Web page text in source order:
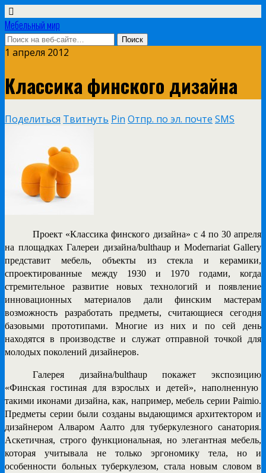
Мебельный мир
1 апреля 2012
Классика финского дизайна
Поделиться Твитнуть Pin Отпр. по эл. почте SMS
Проект «Классика финского дизайна» с 4 по 30 апреля
на площадках Галереи дизайна/bulthaup и Modernariat Gallery
представит мебель, объекты из стекла и керамики,
спроектированные между 1930 и 1970 годами, когда
стремительное развитие новых технологий и появление
инновационных материалов дали финским мастерам
возможность разработать предметы, считающиеся сегодня
базовыми прототипами. Многие из них и по сей день
находятся в производстве и служат отправной точкой для
молодых поколений дизайнеров.
Галерея дизайна/bulthaupпокажет экспозицию
«Финская гостиная для взрослых и детей», наполненную
такими иконами дизайна, как, например, мебель серии Paimio.
Предметы серии были созданы выдающимся архитектором и
дизайнером Алваром Аалто для туберкулезного санатория.
Аскетичная, строго функциональная, но элегантная мебель,
которая учитывала не только эргономику тела, но и
особенности больных туберкулезом, стала новым словом в